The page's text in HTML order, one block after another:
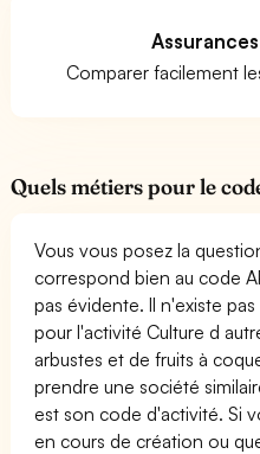
Comparer facilement
Quels métiers pour le
Vous vous posez la
correspond bien au code
pas évidente. Il n'existe
pour l'activité Culture d
arbustes et de fruits à
prendre une société
est son code d'activité. Si
en cours de création ou